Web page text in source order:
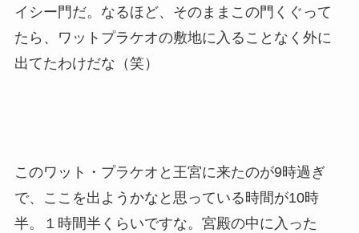
イシー門だ。なるほど、そのままこの門くぐって
たら、ワットプラケオの敷地に入ることなく外に
出てたわけだな（笑）
このワット・プラケオと王宮に来たのが9時過ぎ
で、ここを出ようかなと思っている時間が10時
半。１時間半くらいですな。宮殿の中に入った